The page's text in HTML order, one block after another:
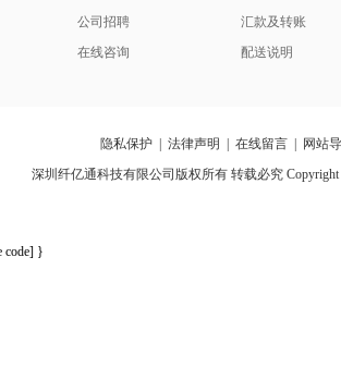
公司招聘
在线咨询
汇款及转账
配送说明
隐私保护 法律声明 在线留言
网站
深圳纤亿通科技有限公司版权所有 转载必究
code] }